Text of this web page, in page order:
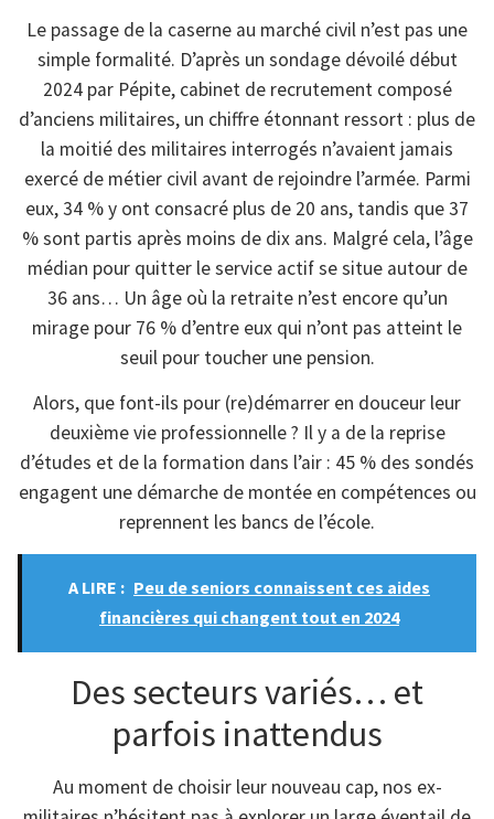
Le passage de la caserne au marché civil n’est pas une
simple formalité. D’après un sondage dévoilé début
2024 par Pépite, cabinet de recrutement composé
d’anciens militaires, un chiffre étonnant ressort : plus de
la moitié des militaires interrogés n’avaient jamais
exercé de métier civil avant de rejoindre l’armée. Parmi
eux, 34 % y ont consacré plus de 20 ans, tandis que 37
% sont partis après moins de dix ans. Malgré cela, l’âge
médian pour quitter le service actif se situe autour de
36 ans… Un âge où la retraite n’est encore qu’un
mirage pour 76 % d’entre eux qui n’ont pas atteint le
seuil pour toucher une pension.
Alors, que font-ils pour (re)démarrer en douceur leur
deuxième vie professionnelle ? Il y a de la reprise
d’études et de la formation dans l’air : 45 % des sondés
engagent une démarche de montée en compétences ou
reprennent les bancs de l’école.
A LIRE : Peu de seniors connaissent ces aides
financières qui changent tout en 2024
Des secteurs variés… et
parfois inattendus
Au moment de choisir leur nouveau cap, nos ex-